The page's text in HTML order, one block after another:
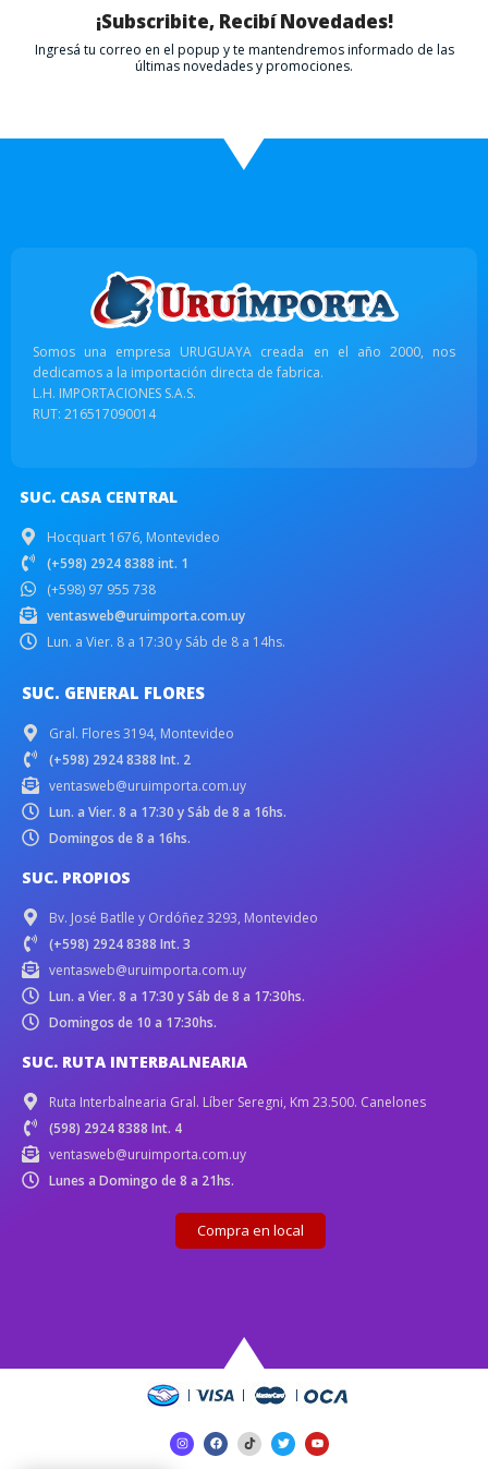
¡Subscribite, Recibí Novedades!
Ingresá tu correo en el popup y te mantendremos informado de las
últimas novedades y promociones.
Somos una empresa URUGUAYA creada en el año 2000, nos
dedicamos a la importación directa de fabrica.
L.H. IMPORTACIONES S.A.S.
RUT: 216517090014
SUC. CASA CENTRAL
Hocquart 1676, Montevideo
(+598) 2924 8388 int. 1
(+598) 97 955 738
ventasweb@uruimporta.com.uy
Lun. a Vier. 8 a 17:30 y Sáb de 8 a 14hs.
SUC. GENERAL FLORES
Gral. Flores 3194, Montevideo
(+598) 2924 8388 Int. 2
ventasweb@uruimporta.com.uy
Lun. a Vier. 8 a 17:30 y Sáb de 8 a 16hs.
Domingos de 8 a 16hs.
SUC. PROPIOS
Bv. José Batlle y Ordóñez 3293, Montevideo
(+598) 2924 8388 Int. 3
ventasweb@uruimporta.com.uy
Lun. a Vier. 8 a 17:30 y Sáb de 8 a 17:30hs.
Domingos de 10 a 17:30hs.
SUC. RUTA INTERBALNEARIA
Ruta Interbalnearia Gral. Líber Seregni, Km 23.500. Canelones
(598) 2924 8388 Int. 4
ventasweb@uruimporta.com.uy
Lunes a Domingo de 8 a 21hs.
Compra en local